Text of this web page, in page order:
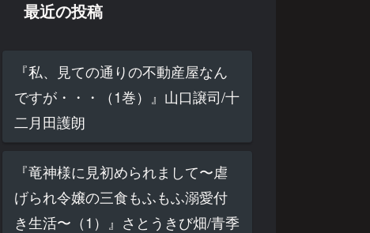
最近の投稿
『私、見ての通りの不動産屋なん
ですが・・・（1巻）』山口譲司/十
二月田護朗
『竜神様に見初められまして〜虐
げられ令嬢の三食もふもふ溺愛付
き生活〜（1）』さとうきび畑/青季